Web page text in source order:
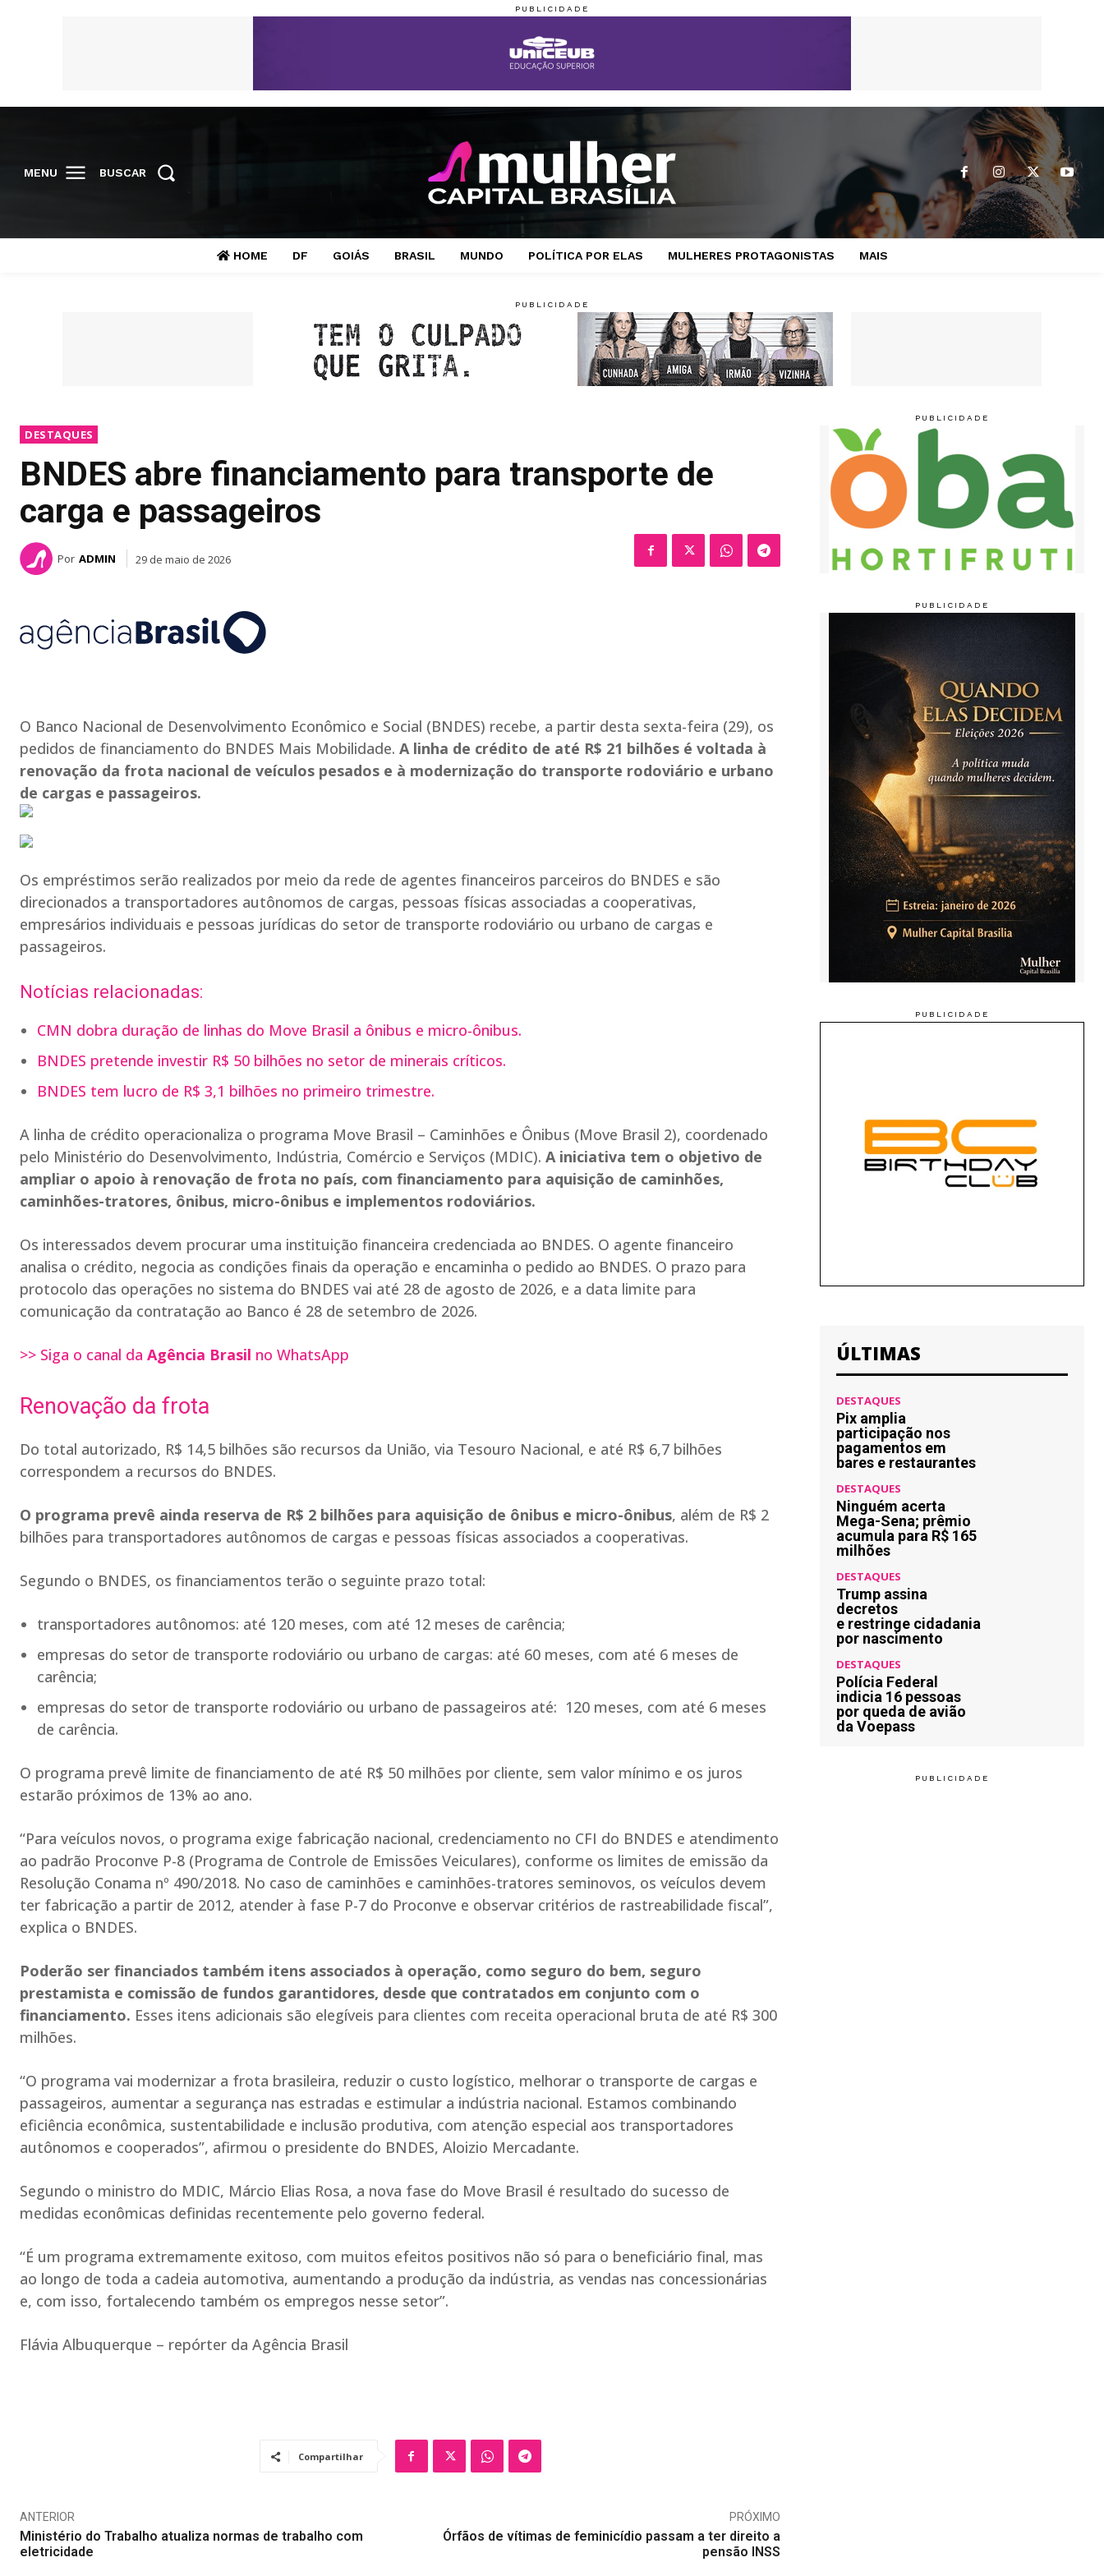
MENU BUSCAR
HOME DF GOIÁS BRASIL MUNDO POLÍTICA POR ELAS MULHERES PROTAGONISTAS MAIS
DESTAQUES
BNDES abre financiamento para transporte de
carga e passageiros
Por ADMIN 29 de maio de 2026
O Banco Nacional de Desenvolvimento Econômico e Social (BNDES) recebe, a partir desta sexta-feira (29), os
pedidos de financiamento do BNDES Mais Mobilidade. A linha de crédito de até R$ 21 bilhões é voltada à
renovação da frota nacional de veículos pesados e à modernização do transporte rodoviário e urbano
de cargas e passageiros.
Os empréstimos serão realizados por meio da rede de agentes financeiros parceiros do BNDES e são
direcionados a transportadores autônomos de cargas, pessoas físicas associadas a cooperativas,
empresários individuais e pessoas jurídicas do setor de transporte rodoviário ou urbano de cargas e
passageiros.
Notícias relacionadas:
CMN dobra duração de linhas do Move Brasil a ônibus e micro-ônibus.
BNDES pretende investir R$ 50 bilhões no setor de minerais críticos.
BNDES tem lucro de R$ 3,1 bilhões no primeiro trimestre.
A linha de crédito operacionaliza o programa Move Brasil – Caminhões e Ônibus (Move Brasil 2), coordenado
pelo Ministério do Desenvolvimento, Indústria, Comércio e Serviços (MDIC). A iniciativa tem o objetivo de
ampliar o apoio à renovação de frota no país, com financiamento para aquisição de caminhões,
caminhões-tratores, ônibus, micro-ônibus e implementos rodoviários.
Os interessados devem procurar uma instituição financeira credenciada ao BNDES. O agente financeiro
analisa o crédito, negocia as condições finais da operação e encaminha o pedido ao BNDES. O prazo para
protocolo das operações no sistema do BNDES vai até 28 de agosto de 2026, e a data limite para
comunicação da contratação ao Banco é 28 de setembro de 2026.
>> Siga o canal da Agência Brasil no WhatsApp
Renovação da frota
Do total autorizado, R$ 14,5 bilhões são recursos da União, via Tesouro Nacional, e até R$ 6,7 bilhões
correspondem a recursos do BNDES.
O programa prevê ainda reserva de R$ 2 bilhões para aquisição de ônibus e micro-ônibus, além de R$ 2
bilhões para transportadores autônomos de cargas e pessoas físicas associados a cooperativas.
Segundo o BNDES, os financiamentos terão o seguinte prazo total:
transportadores autônomos: até 120 meses, com até 12 meses de carência;
empresas do setor de transporte rodoviário ou urbano de cargas: até 60 meses, com até 6 meses de
carência;
empresas do setor de transporte rodoviário ou urbano de passageiros até: 120 meses, com até 6 meses
de carência.
O programa prevê limite de financiamento de até R$ 50 milhões por cliente, sem valor mínimo e os juros
estarão próximos de 13% ao ano.
“Para veículos novos, o programa exige fabricação nacional, credenciamento no CFI do BNDES e atendimento
ao padrão Proconve P-8 (Programa de Controle de Emissões Veiculares), conforme os limites de emissão da
Resolução Conama nº 490/2018. No caso de caminhões e caminhões-tratores seminovos, os veículos devem
ter fabricação a partir de 2012, atender à fase P-7 do Proconve e observar critérios de rastreabilidade fiscal”,
explica o BNDES.
Poderão ser financiados também itens associados à operação, como seguro do bem, seguro
prestamista e comissão de fundos garantidores, desde que contratados em conjunto com o
financiamento. Esses itens adicionais são elegíveis para clientes com receita operacional bruta de até R$ 300
milhões.
“O programa vai modernizar a frota brasileira, reduzir o custo logístico, melhorar o transporte de cargas e
passageiros, aumentar a segurança nas estradas e estimular a indústria nacional. Estamos combinando
eficiência econômica, sustentabilidade e inclusão produtiva, com atenção especial aos transportadores
autônomos e cooperados”, afirmou o presidente do BNDES, Aloizio Mercadante.
Segundo o ministro do MDIC, Márcio Elias Rosa, a nova fase do Move Brasil é resultado do sucesso de
medidas econômicas definidas recentemente pelo governo federal.
“É um programa extremamente exitoso, com muitos efeitos positivos não só para o beneficiário final, mas
ao longo de toda a cadeia automotiva, aumentando a produção da indústria, as vendas nas concessionárias
e, com isso, fortalecendo também os empregos nesse setor”.
Flávia Albuquerque – repórter da Agência Brasil
Compartilhar
ANTERIOR
Ministério do Trabalho atualiza normas de trabalho com
eletricidade
PRÓXIMO
Órfãos de vítimas de feminicídio passam a ter direito a
pensão INSS
ÚLTIMAS
DESTAQUES
Pix amplia
participação nos
pagamentos em
bares e restaurantes
DESTAQUES
Ninguém acerta
Mega-Sena; prêmio
acumula para R$ 165
milhões
DESTAQUES
Trump assina
decretos
e restringe cidadania
por nascimento
DESTAQUES
Polícia Federal
indicia 16 pessoas
por queda de avião
da Voepass